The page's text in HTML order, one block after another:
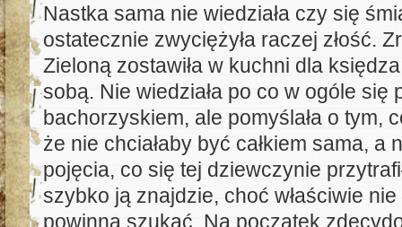
Nastka sama nie wiedziała czy się
ostatecznie zwyciężyła raczej złość.
Zieloną zostawiła w kuchni dla
sobą. Nie wiedziała po co w ogóle się
bachorzyskiem, ale pomyślała o tym,
że nie chciałaby być całkiem sama, a
pojęcia, co się tej dziewczynie
szybko ją znajdzie, choć właściwie
powinna szukać. Na początek